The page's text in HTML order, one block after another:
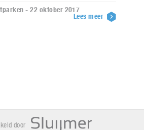
- 22 oktober 2017
Lees meer
door